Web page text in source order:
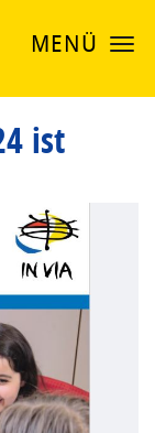
MENÜ
ist